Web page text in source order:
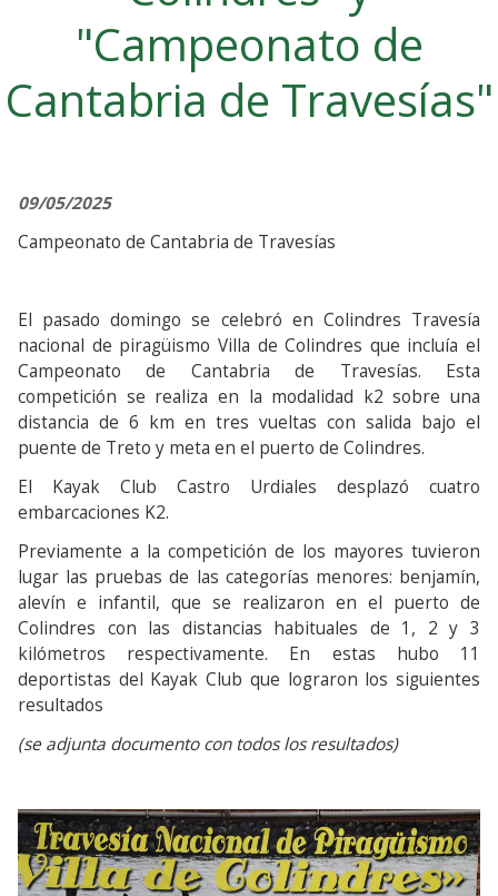
"Campeonato de
Cantabria de Travesías"
09/05/2025
Campeonato de Cantabria de Travesías
El pasado domingo se celebró en Colindres Travesía
nacional de piragüismo Villa de Colindres que incluía el
Campeonato de Cantabria de Travesías. Esta
competición se realiza en la modalidad k2 sobre una
distancia de 6 km en tres vueltas con salida bajo el
puente de Treto y meta en el puerto de Colindres.
El Kayak Club Castro Urdiales desplazó cuatro
embarcaciones K2.
Previamente a la competición de los mayores tuvieron
lugar las pruebas de las categorías menores: benjamín,
alevín e infantil, que se realizaron en el puerto de
Colindres con las distancias habituales de 1, 2 y 3
kilómetros respectivamente. En estas hubo 11
deportistas del Kayak Club que lograron los siguientes
resultados
(se adjunta documento con todos los resultados)